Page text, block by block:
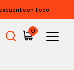
en todo
0